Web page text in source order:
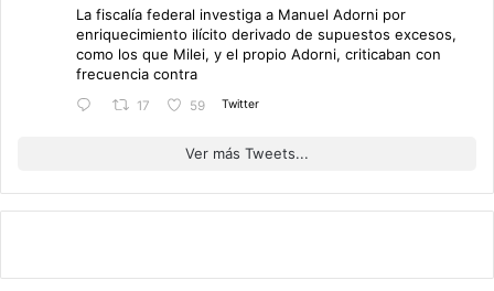
La fiscalía federal investiga a Manuel Adorni por
enriquecimiento ilícito derivado de supuestos excesos,
como los que Milei, y el propio Adorni, criticaban con
frecuencia contra
17 59 Twitter
Ver más Tweets...